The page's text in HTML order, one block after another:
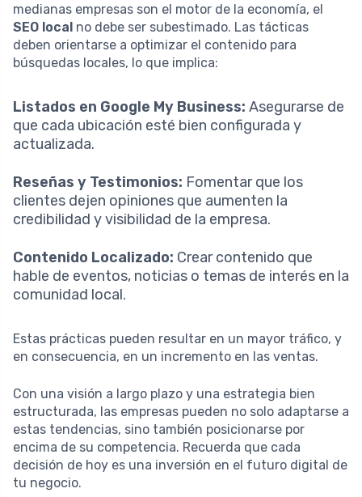
medianas empresas son el motor de la economía, el
SEO local no debe ser subestimado. Las tácticas
deben orientarse a optimizar el contenido para
búsquedas locales, lo que implica:
Listados en Google My Business: Asegurarse de
que cada ubicación esté bien configurada y
actualizada.
Reseñas y Testimonios: Fomentar que los
clientes dejen opiniones que aumenten la
credibilidad y visibilidad de la empresa.
Contenido Localizado: Crear contenido que
hable de eventos, noticias o temas de interés en la
comunidad local.
Estas prácticas pueden resultar en un mayor tráfico, y
en consecuencia, en un incremento en las ventas.
Con una visión a largo plazo y una estrategia bien
estructurada, las empresas pueden no solo adaptarse a
estas tendencias, sino también posicionarse por
encima de su competencia. Recuerda que cada
decisión de hoy es una inversión en el futuro digital de
tu negocio.